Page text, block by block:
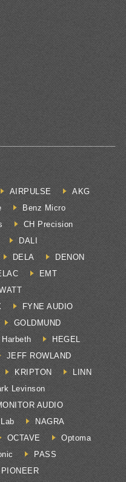
AIRPULSE
AKG
Benz Micro
CH Precision
DALI
DELA
DENON
EMT
FYNE AUDIO
GOLDMUND
Harbeth
HEGEL
JEFF ROWLAND
KRIPTON
LINN
Levinson
AUDIO
NAGRA
OCTAVE
Optoma
PASS
PIONEER